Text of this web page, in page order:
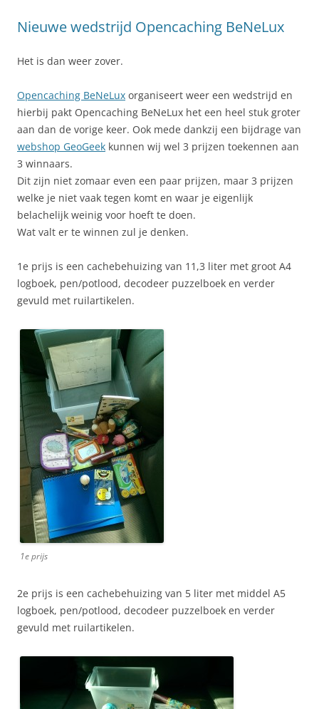
Nieuwe wedstrijd Opencaching BeNeLux
Het is dan weer zover.
Opencaching BeNeLux organiseert weer een wedstrijd en
hierbij pakt Opencaching BeNeLux het een heel stuk groter
aan dan de vorige keer. Ook mede dankzij een bijdrage van
webshop GeoGeek kunnen wij wel 3 prijzen toekennen aan
3 winnaars.
Dit zijn niet zomaar even een paar prijzen, maar 3 prijzen
welke je niet vaak tegen komt en waar je eigenlijk
belachelijk weinig voor hoeft te doen.
Wat valt er te winnen zul je denken.
1e prijs is een cachebehuizing van 11,3 liter met groot A4
logboek, pen/potlood, decodeer puzzelboek en verder
gevuld met ruilartikelen.
1e prijs
2e prijs is een cachebehuizing van 5 liter met middel A5
logboek, pen/potlood, decodeer puzzelboek en verder
gevuld met ruilartikelen.